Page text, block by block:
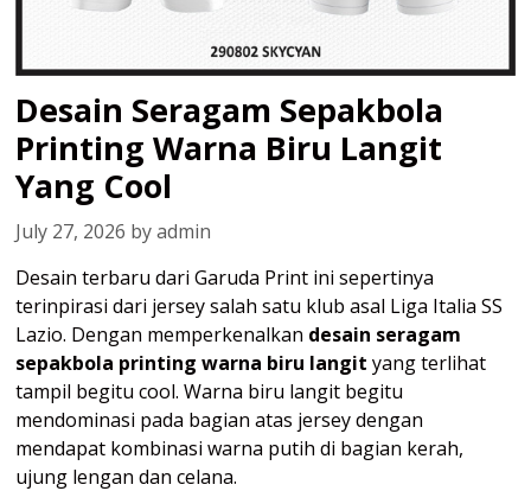
Desain Seragam Sepakbola
Printing Warna Biru Langit
Yang Cool
July 27, 2026 byadmin
Desain terbaru dari Garuda Print ini sepertinya
terinpirasi dari jersey salah satu klub asal Liga Italia SS
Lazio. Dengan memperkenalkan desain seragam
sepakbola printing warna biru langit yang terlihat
tampil begitu cool. Warna biru langit begitu
mendominasi pada bagian atas jersey dengan
mendapat kombinasi warna putih di bagian kerah,
ujung lengan dan celana.